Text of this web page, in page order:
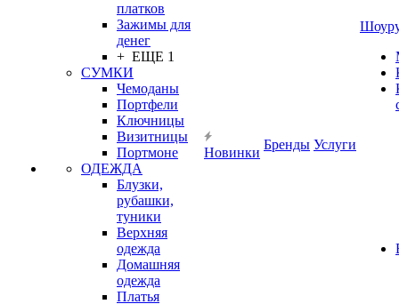
платков
Зажимы для
денег
+ ЕЩЕ 1
СУМКИ
Чемоданы
Портфели
Ключницы
Визитницы
Портмоне
ОДЕЖДА
Блузки,
рубашки,
туники
Верхняя
одежда
Домашняя
одежда
Платья
Новинки
Бренды Услуги